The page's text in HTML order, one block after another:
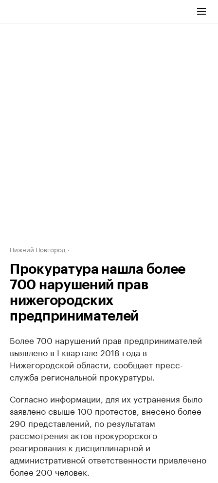
Нижний Новгород
Прокуратура нашла более
700 нарушений прав
нижегородских
предпринимателей
Более 700 нарушений прав предпринимателей
выявлено в I квартале 2018 года в
Нижегородской области, сообщает пресс-
служба региональной прокуратуры.
Согласно информации, для их устранения было
заявлено ​свыше 100 протестов, внесено более
290 представлений, по результатам
рассмотрения актов прокурорского
реагирования к дисциплинарной и
административной ответственности привлечено
более 200 человек.